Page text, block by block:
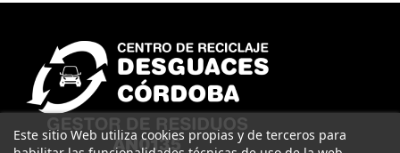
Este sitio Web utiliza cookies propias y de terceros para